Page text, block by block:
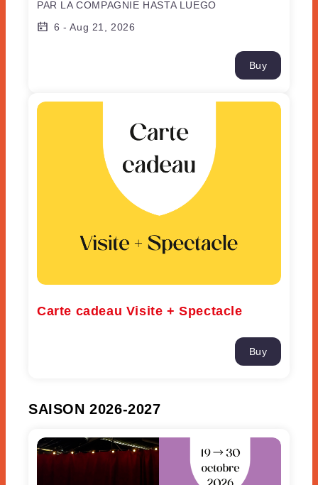
PAR LA COMPAGNIE HASTA LUEGO
6 -Aug 21, 2026
Buy
Carte cadeau Visite + Spectacle
Buy
SAISON 2026-2027